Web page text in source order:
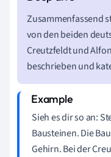
Zusammenfassend
von den beiden
Creutzfeldt und
beschrieben und
Sieh es dir so an:
Bausteinen. Die
Gehirn. Bei der